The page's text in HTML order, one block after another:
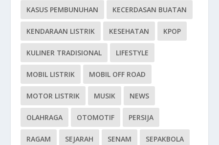
KASUS PEMBUNUHAN KECERDASAN BUATAN
KENDARAAN LISTRIK KESEHATAN KPOP
KULINER TRADISIONAL LIFESTYLE
MOBIL LISTRIK MOBIL OFF ROAD
MOTOR LISTRIK MUSIK NEWS
OLAHRAGA OTOMOTIF PERSIJA
RAGAM SEJARAH SENAM SEPAKBOLA